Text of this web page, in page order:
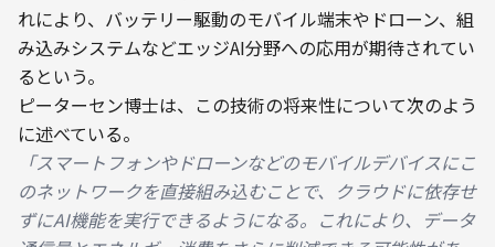
れにより、バッテリー駆動のモバイル端末やドローン、組
み込みシステムなどエッジAI分野への応用が期待されてい
るという。
ピーターセン博士は、この技術の将来性について次のよう
に述べている。
「スマートフォンやドローンなどのモバイルデバイスにこ
のネットワークを直接組み込むことで、クラウドに依存せ
ずにAI機能を実行できるようになる。これにより、データ